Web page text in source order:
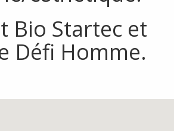
Bio Startec et
Défi Homme.